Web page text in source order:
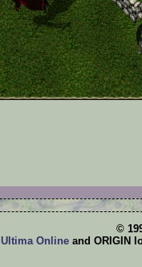
©
Ultima Online and ORIGIN